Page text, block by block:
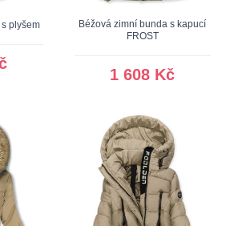
plyšem
Béžová zimní bunda s kapucí
FROST
1 608 Kč